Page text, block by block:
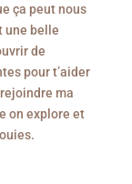
ça peut nous
une belle
de
pour t’aider
ma
on explore et